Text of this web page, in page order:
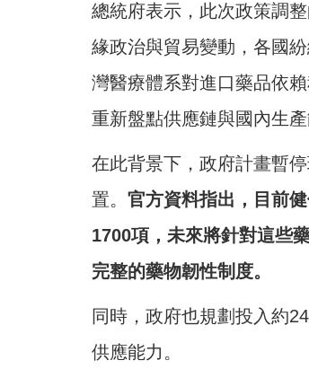
總統府表示，此次政策調
緣政治與貿易變動，各國
灣醫療體系對進口藥品依
重新盤點供應鏈與國內生產
在此背景下，政府計畫暫
置。 官方資料指出，目前
1700項，未來將針對這些
完整的藥物韌性制度。
同時，政府也規劃投入約
供應能力。